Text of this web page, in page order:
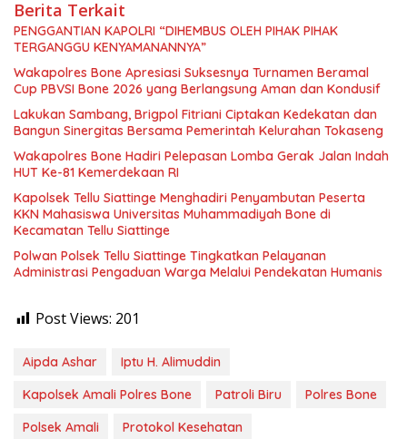
Berita Terkait
PENGGANTIAN KAPOLRI “DIHEMBUS OLEH PIHAK PIHAK
TERGANGGU KENYAMANANNYA”
Wakapolres Bone Apresiasi Suksesnya Turnamen Beramal
Cup PBVSI Bone 2026 yang Berlangsung Aman dan Kondusif
Lakukan Sambang, Brigpol Fitriani Ciptakan Kedekatan dan
Bangun Sinergitas Bersama Pemerintah Kelurahan Tokaseng
Wakapolres Bone Hadiri Pelepasan Lomba Gerak Jalan Indah
HUT Ke-81 Kemerdekaan RI
Kapolsek Tellu Siattinge Menghadiri Penyambutan Peserta
KKN Mahasiswa Universitas Muhammadiyah Bone di
Kecamatan Tellu Siattinge
Polwan Polsek Tellu Siattinge Tingkatkan Pelayanan
Administrasi Pengaduan Warga Melalui Pendekatan Humanis
Post Views: 201
Aipda Ashar
Iptu H. Alimuddin
Kapolsek Amali Polres Bone
Patroli Biru
Polres Bone
Polsek Amali
Protokol Kesehatan